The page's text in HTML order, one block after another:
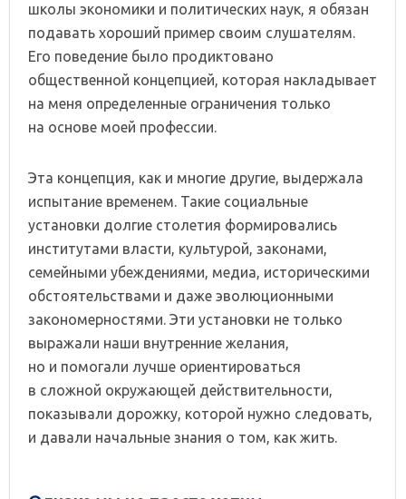
школы экономики и политических наук, я обязан
подавать хороший пример своим слушателям.
Его поведение было продиктовано
общественной концепцией, которая накладывает
на меня определенные ограничения только
на основе моей профессии.
Эта концепция, как и многие другие, выдержала
испытание временем. Такие социальные
установки долгие столетия формировались
институтами власти, культурой, законами,
семейными убеждениями, медиа, историческими
обстоятельствами и даже эволюционными
закономерностями. Эти установки не только
выражали наши внутренние желания,
но и помогали лучше ориентироваться
в сложной окружающей действительности,
показывали дорожку, которой нужно следовать,
и давали начальные знания о том, как жить.